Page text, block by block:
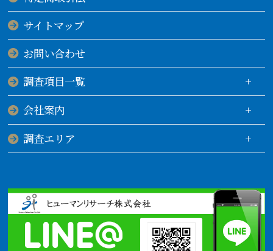
サイトマップ
お問い合わせ
調査項目一覧
会社案内
調査エリア